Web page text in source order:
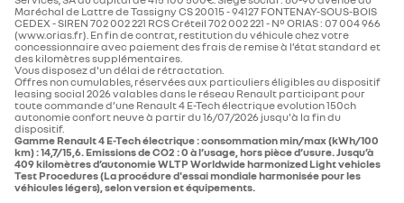
Maréchal de Lattre de Tassigny CS 20015 - 94127 FONTENAY-SOUS-BOIS
CEDEX - SIREN 702 002 221 RCS Créteil 702 002 221 - N° ORIAS : 07 004 966
(www.orias.fr). En fin de contrat, restitution du véhicule chez votre
concessionnaire avec paiement des frais de remise à l’état standard et
des kilomètres supplémentaires.
Vous disposez d'un délai de rétractation.
Offres non cumulables, réservées aux particuliers éligibles au dispositif
leasing social 2026 valables dans le réseau Renault participant pour
toute commande d’une Renault 4 E-Tech électrique evolution 150ch
autonomie confort​ neuve à partir du 16/07/2026 jusqu'à la fin du
dispositif.
Gamme Renault 4 E-Tech électrique : consommation min/max (kWh/100
km) : 14,7/15,6. Emissions de CO2 : 0 à l’usage, hors pièce d’usure. Jusqu’à
409 kilomètres d’autonomie WLTP Worldwide harmonized Light vehicles
Test Procedures (La procédure d'essai mondiale harmonisée pour les
véhicules légers), selon version et équipements.